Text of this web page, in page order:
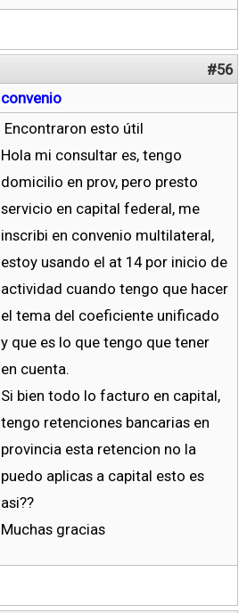
#56
convenio
Encontraron esto útil
Hola mi consultar es, tengo
domicilio en prov, pero presto
servicio en capital federal, me
inscribi en convenio multilateral,
estoy usando el at 14 por inicio de
actividad cuando tengo que hacer
el tema del coeficiente unificado
y que es lo que tengo que tener
en cuenta.
Si bien todo lo facturo en capital,
tengo retenciones bancarias en
provincia esta retencion no la
puedo aplicas a capital esto es
asi??
Muchas gracias